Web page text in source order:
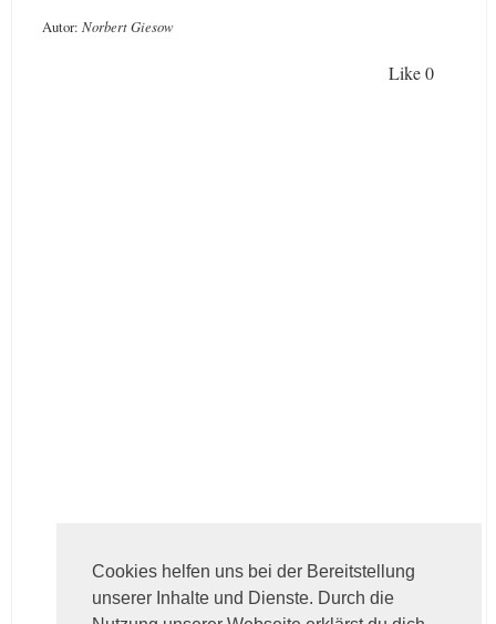
Cookies helfen uns bei der Bereitstellung
unserer Inhalte und Dienste. Durch die
Autor: Norbert Giesow
Like0